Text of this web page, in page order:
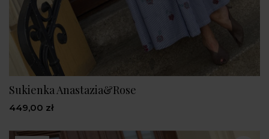
Sukienka Anastazia&Rose
449,00 zł